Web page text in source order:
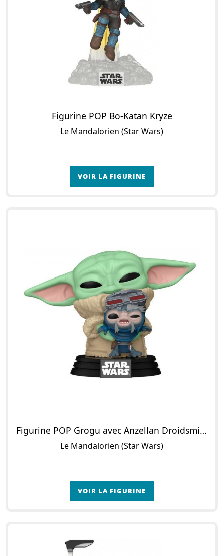
Figurine POP Bo-Katan Kryze
Le Mandalorien (Star Wars)
VOIR LA FIGURINE
Figurine POP Grogu avec Anzellan Droidsmith
Le Mandalorien (Star Wars)
VOIR LA FIGURINE